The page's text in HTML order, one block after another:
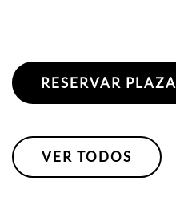
RESERVAR PLAZA
VER TODOS